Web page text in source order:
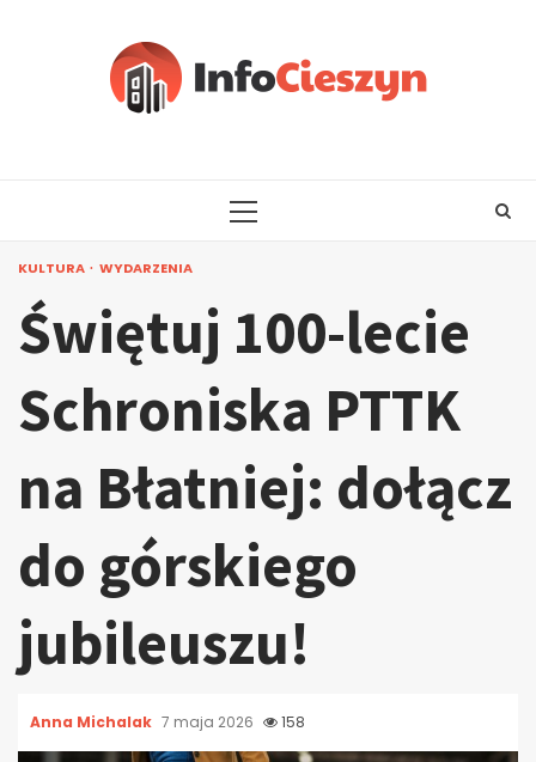
PRIMARY
KULTURA WYDARZENIA
Świętuj 100-lecie
Schroniska PTTK
na Błatniej: dołącz
do górskiego
jubileuszu!
Anna Michalak 7 maja 2026 158